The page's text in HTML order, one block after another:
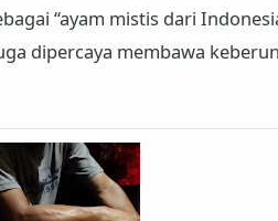
“ayam mistis dari
dipercaya membawa